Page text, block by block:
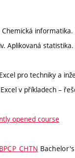
Chemická
Aplikovaná
pro techniky a
v příkladech –
opened course
BPCP_CHTN